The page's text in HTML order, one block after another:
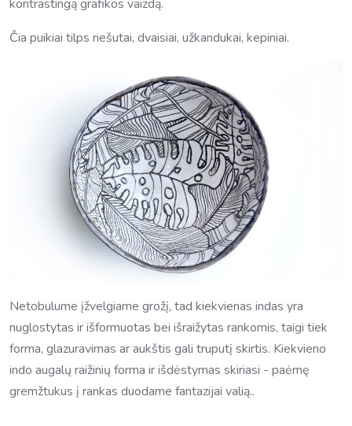
kontrastingą grafikos vaizdą.
Čia puikiai tilps riešutai, dvaisiai, užkandukai, kepiniai.
Netobulume įžvelgiame grožį, tad kiekvienas indas yra
nuglostytas ir išformuotas bei išraižytas rankomis, taigi tiek
forma, glazuravimas ar aukštis gali truputį skirtis. Kiekvieno
indo augalų raižinių forma ir išdėstymas skiriasi - paėmę
gremžtukus į rankas duodame fantazijai valią..